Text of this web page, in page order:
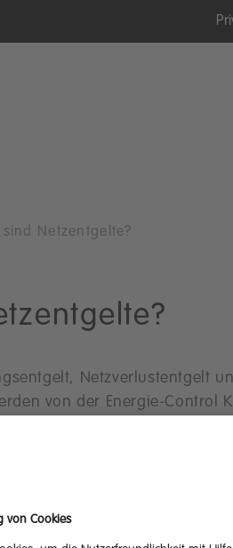
sind Netzentgelte?
Netzverlustentgelt
von der Energie-Control